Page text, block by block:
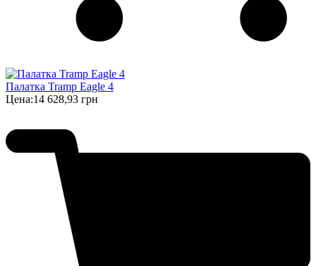
Палатка Tramp Eagle 4
Цена:14 628,93 грн